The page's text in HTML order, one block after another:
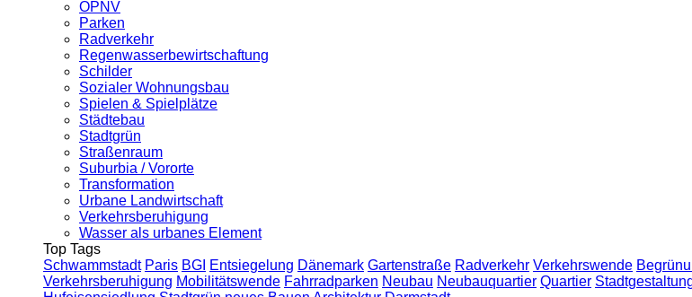
ÖPNV
Parken
Radverkehr
Regenwasserbewirtschaftung
Schilder
Sozialer Wohnungsbau
Spielen & Spielplätze
Städtebau
Stadtgrün
Straßenraum
Suburbia / Vororte
Transformation
Urbane Landwirtschaft
Verkehrsberuhigung
Wasser als urbanes Element
Top Tags
Schwammstadt Paris BGI Entsiegelung Dänemark Gartenstraße Radverkehr Verkehrswende
Verkehrsberuhigung Mobilitätswende Fahrradparken Neubau Neubauquartier Quartier